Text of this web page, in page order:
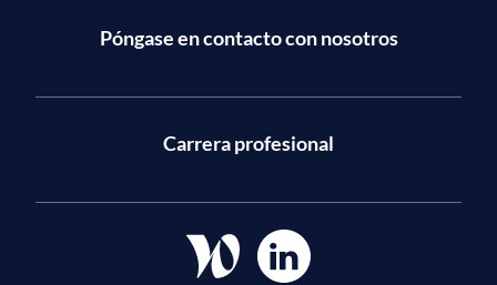
Póngase en contacto con nosotros
Carrera profesional